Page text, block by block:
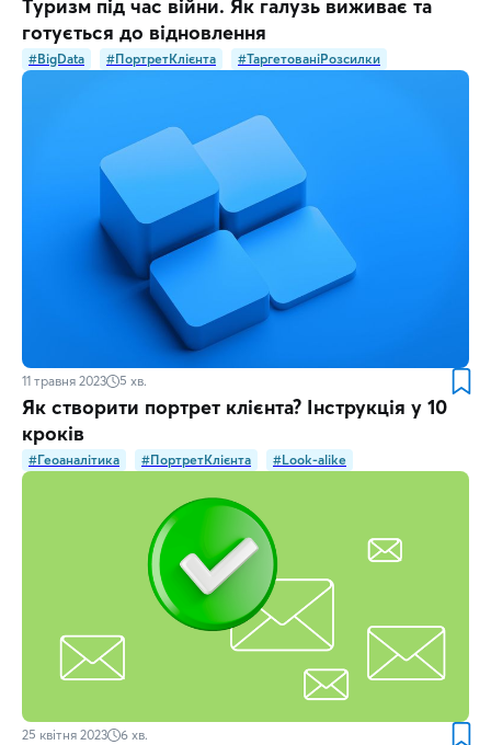
Туризм під час війни. Як галузь виживає та
готується до відновлення
#BigData #ПортретКлієнта #ТаргетованіРозсилки
11 травня 2023 5 хв.
Як створити портрет клієнта? Інструкція у 10
кроків
#Геоаналітика #ПортретКлієнта #Look-alike
25 квітня 2023 6 хв.